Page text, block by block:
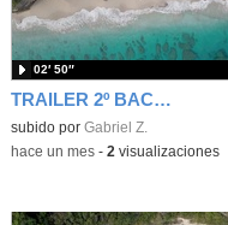
TRAILER 2º BACHILLERATO UD2
Contenido educativo.
subido por Gabriel Z.
02′ 50″
-hace un mes- 2 visualizaciones